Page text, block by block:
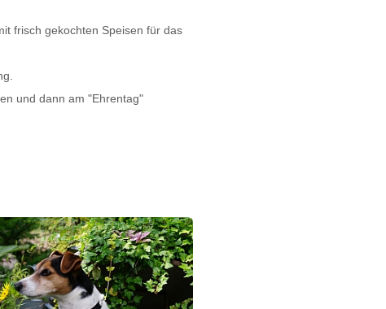
frisch gekochten Speisen für das
und dann am "Ehrentag"